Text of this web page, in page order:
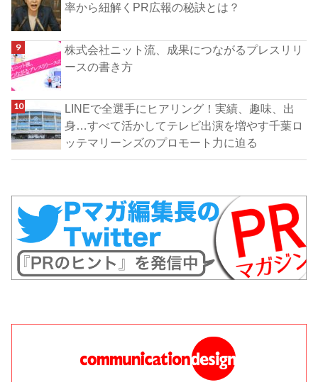
率から紐解くPR広報の秘訣とは？
株式会社ニット流、成果につながるプレスリリ
ースの書き方
LINEで全選手にヒアリング！実績、趣味、出
身…すべて活かしてテレビ出演を増やす千葉ロ
ッテマリーンズのプロモート力に迫る